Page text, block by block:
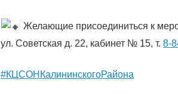
Желающие присоединиться к
ул. Советская д. 22, кабинет № 15, т.8-
#КЦСОНКалининскогоРайона